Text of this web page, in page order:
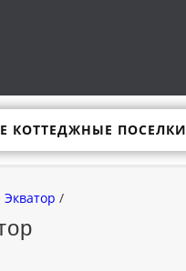
КОТТЕДЖНЫЕ ПОСЕЛКИ
/